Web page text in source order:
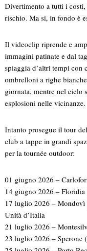
Divertimento a tutti i costi,
rischio. Ma si, in fondo è
Il videoclip riprende e
immagini patinate e dal
spiaggia d’altri tempi con
ombrelloni a righe
giornata, mentre nel cielo
esplosioni nelle vicinanze.
Intanto prosegue il tour
club a tappe in grandi
per la tournée outdoor:
01 giugno 2026 –
14 giugno 2026 – Floridia
17 luglio 2026 –
Unità d’Italia
21 luglio 2026 –
23 luglio 2026 – Sperone